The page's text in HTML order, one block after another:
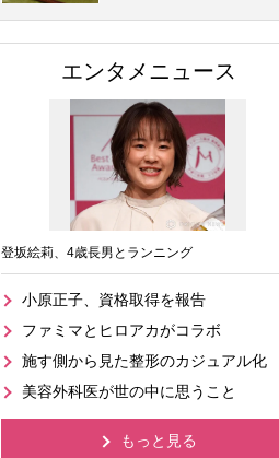
エンタメニュース
登坂絵莉、4歳長男とランニング
小原正子、資格取得を報告
ファミマとヒロアカがコラボ
施す側から見た整形のカジュアル化
美容外科医が世の中に思うこと
もっと見る